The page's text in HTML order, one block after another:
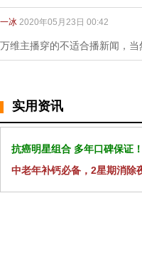
一冰 2020年05月23日 00:42
万维主播穿的不适合播新闻，当
实用资讯
抗癌明星组合 多年口碑保证
中老年补钙必备，2星期消除